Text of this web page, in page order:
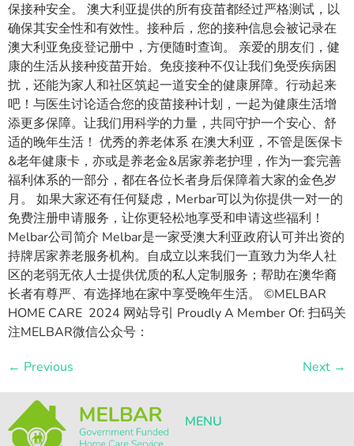
保接种安全。 澳大利亚提供的所有疫苗都经过严格测试，以
确保其安全性和有效性。接种后，您的接种信息会被记录在
澳大利亚免疫登记册中，方便随时查询。 亲爱的朋友们，健
康的生活从接种疫苗开始。免疫接种不仅让我们免受疾病困
扰，还能为家人和社区筑起一道安全的健康屏障。行动起来
吧！与医生讨论适合您的疫苗接种计划，一起为健康生活增
添更多保障。让我们用科学的力量，共同守护一个安心、舒
适的晚年生活！ 优秀的养老体系 在澳大利亚，不管是医保卡
&老年健康卡，亦或是养老金&居家养老护理，作为一套完善
福利体系的一部分，都在各位长者身后保障着大家的金色岁
月。 如果大家还有任何疑虑，Merbar可以为你提供一对一的
免费注册申请服务，让你更轻松地享受和申请这些福利！
Melbar公司简介 Melbar是一家受澳大利亚政府认可并出资的
持牌居家养老服务机构。自成立以来我们一直致力为华人社
区的老弱无依人士提供优质的私人定制服务；帮助在澳华裔
长者有尊严、有选择地在家中享受晚年生活。 ©MELBAR
HOME CARE 2024 网站导引 Proudly A Member Of: 扫码关
注MELBAR微信公众号：
← Previous Next →
MENU